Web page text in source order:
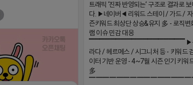
트래픽 ‘진짜 반영되는’ 구조로 결과로
다. ▶네이버◀ 리워드 스테이 / 가드 /
즌키워드 최상단 상승&유지 多 - 로직변
램 이슈 민감 대응
▔▔▔▔▔▔▔▔▔▔▔▔▔▔▔▔▔▔ ▶
라다 / 헤르메스 / 시그니처 등 - 키워드
이터 기반 운영 - 4~7월 시즌 인기 키워
多